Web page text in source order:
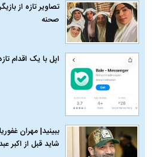
تصاویر تازه از
صحنه
اپل با یک اقدام
ببینید| مهران
شاید قبل از اکبر